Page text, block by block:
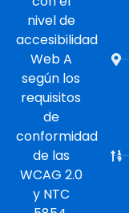
nivel de
accesibilidad
Web A
según los
requisitos
de
conformidad
de las
WCAG 2.0
y NTC